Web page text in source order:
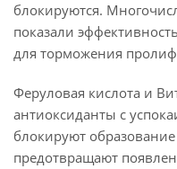
блокируются.
показали
для торможения
Феруловая кислота и
антиоксиданты с
блокируют
предотвращают